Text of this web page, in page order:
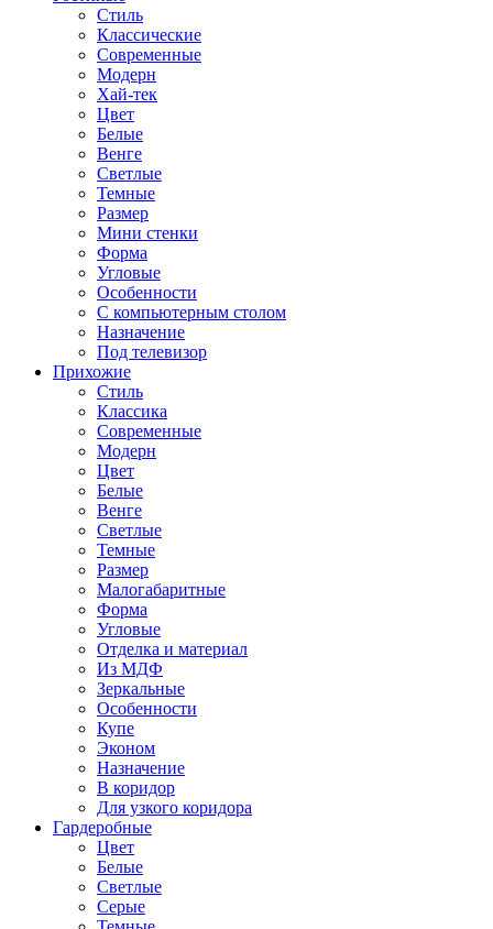
Стиль
Классические
Современные
Модерн
Хай-тек
Цвет
Белые
Венге
Светлые
Темные
Размер
Мини стенки
Форма
Угловые
Особенности
С компьютерным столом
Назначение
Под телевизор
Прихожие
Стиль
Классика
Современные
Модерн
Цвет
Белые
Венге
Светлые
Темные
Размер
Малогабаритные
Форма
Угловые
Отделка и материал
Из МДФ
Зеркальные
Особенности
Купе
Эконом
Назначение
В коридор
Для узкого коридора
Гардеробные
Цвет
Белые
Светлые
Серые